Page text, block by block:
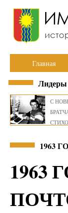
Главная
Лидеры
С
1963